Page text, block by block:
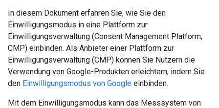
In diesem Dokument erfahren Sie, wie Sie den
Einwilligungsmodus in eine Plattform zur
Einwilligungsverwaltung (Consent Management Platform,
CMP) einbinden. Als Anbieter einer Plattform zur
Einwilligungsverwaltung (CMP) können Sie Nutzern die
Verwendung von Google-Produkten erleichtern, indem Sie
den Einwilligungsmodus von Google einbinden.
Mit dem Einwilligungsmodus kann das Messsystem von